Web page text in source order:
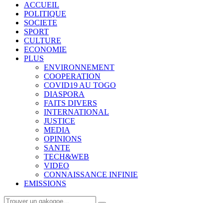
ACCUEIL
POLITIQUE
SOCIETE
SPORT
CULTURE
ECONOMIE
PLUS
ENVIRONNEMENT
COOPERATION
COVID19 AU TOGO
DIASPORA
FAITS DIVERS
INTERNATIONAL
JUSTICE
MEDIA
OPINIONS
SANTE
TECH&WEB
VIDEO
CONNAISSANCE INFINIE
EMISSIONS